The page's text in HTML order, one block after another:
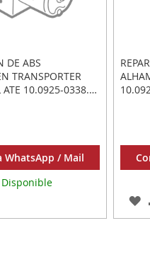
DE ABS
TRANSPORTER
10.0925-0338.3
WhatsApp / Mail
Disponible
A